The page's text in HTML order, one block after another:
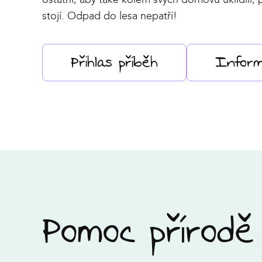
stojí. Odpad do lesa nepatří!
Přihlas příběh
Pomoc přírodě